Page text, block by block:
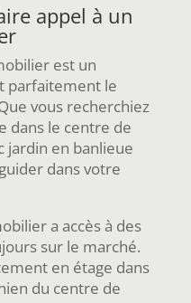
appel à un
est un
parfaitement le
vous recherchiez
dans le centre de
jardin en banlieue
dans votre
a accès à des
sur le marché.
en étage dans
du centre de